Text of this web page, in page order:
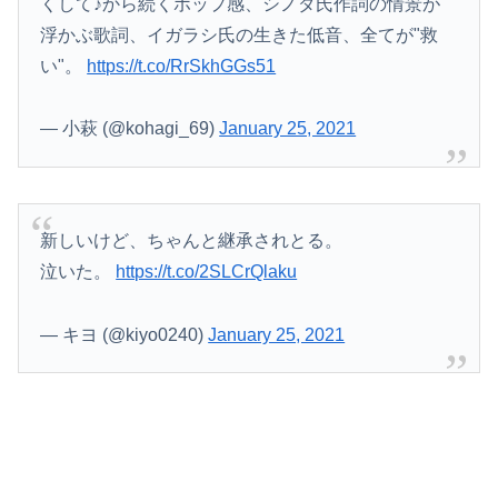
浮かぶ歌詞、イガラシ氏の生きた低音、全てが"救
い"。
https://t.co/RrSkhGGs51
— 小萩 (@kohagi_69)January 25, 2021
新しいけど、ちゃんと継承されとる。
泣いた。
https://t.co/2SLCrQlaku
— キヨ (@kiyo0240)January 25, 2021